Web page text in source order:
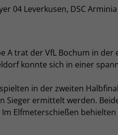
04 Leverkusen, DSC
A trat der VfL Bochum in
konnte sich in einer
in der zweiten
Sieger ermittelt werden.
Elfmeterschießen